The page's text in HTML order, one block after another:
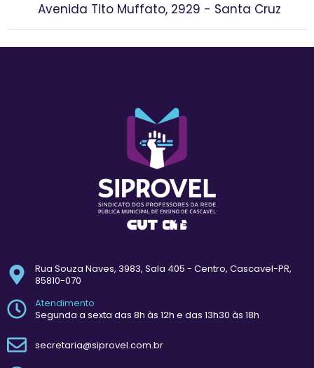
Avenida Tito Muffato, 2929 - Santa Cruz
Rua Souza Naves, 3983, Sala 405 - Centro, Cascavel-PR,
85810-070
Atendimento
Segunda a sexta das 8h às 12h e das 13h30 às 18h
secretaria@siprovel.com.br